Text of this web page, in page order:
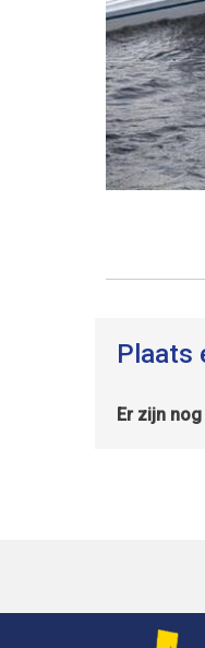
Plaats
Er zijn